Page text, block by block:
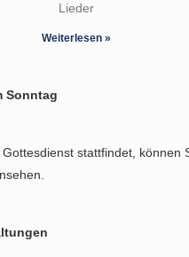
Lieder
Weiterlesen »
Sonntag
Gottesdienst stattfindet, können